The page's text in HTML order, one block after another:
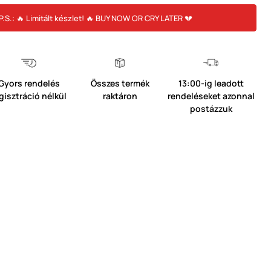
🔥 Limitált készlet! 🔥 BUY NOW OR CRY LATER 💔
rendelés
nélkül
Összes termék
raktáron
13:00-ig leadott
rendeléseket azonnal
postázzuk